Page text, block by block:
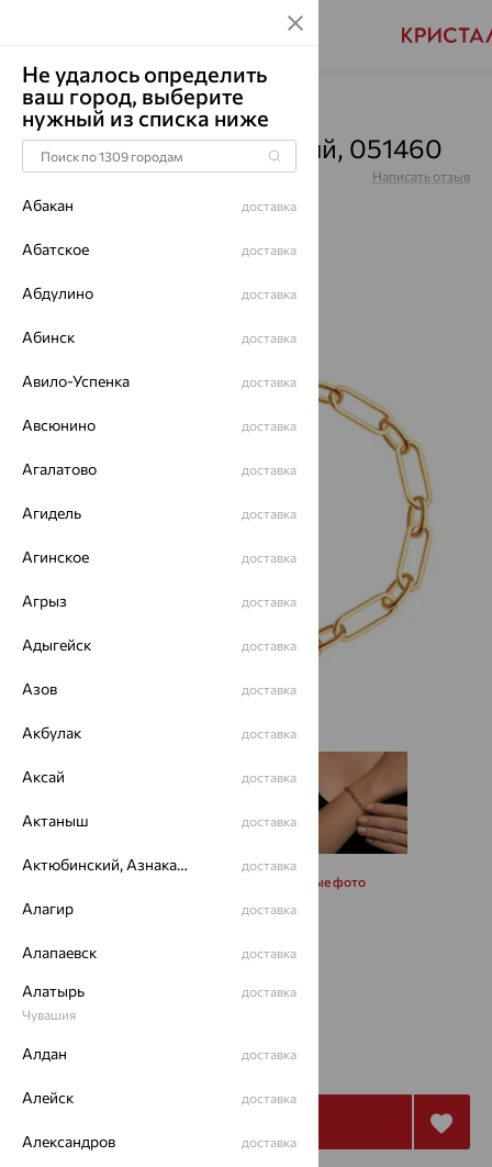
Главная Каталог Браслеты декоративные
Браслет, золото, красный, 051460
Артикул:051460
Написать отзыв
Запросить дополнительные фото
от 43 937 122 047
Не удалось определить
ваш город, выберите
нужный из списка ниже
Абакан доставка
Абатское доставка
Абдулино доставка
Абинск доставка
Авило-Успенка доставка
Авсюнино доставка
Агалатово доставка
Агидель доставка
Агинское доставка
Агрыз доставка
Адыгейск доставка
Азов доставка
Акбулак доставка
Аксай доставка
Актаныш доставка
Актюбинский, Азнакаевский район доставка
Алагир доставка
Алапаевск доставка
Алатырь
Чувашия
доставка
Алдан доставка
Алейск доставка
Александров доставка